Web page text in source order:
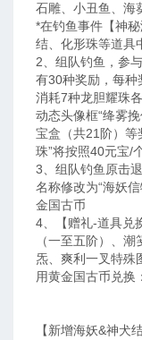
石雕、小丑鱼、海
*在钓鱼事件【神
结、化形珠等道具
2、组队钓鱼，参
有30种奖励，每种
消耗7种龙胆耀珠
动态头像框“绛雾
宝盒（共21阶）等
珠”将按照40元宝/
3、组队钓鱼原击
名称修改为“海妖
金国古币
4、【赠礼-道具兑
（一至五阶）、
炁、爽利一叉特殊
用黄金国古币兑换
【新增海妖&神犬结